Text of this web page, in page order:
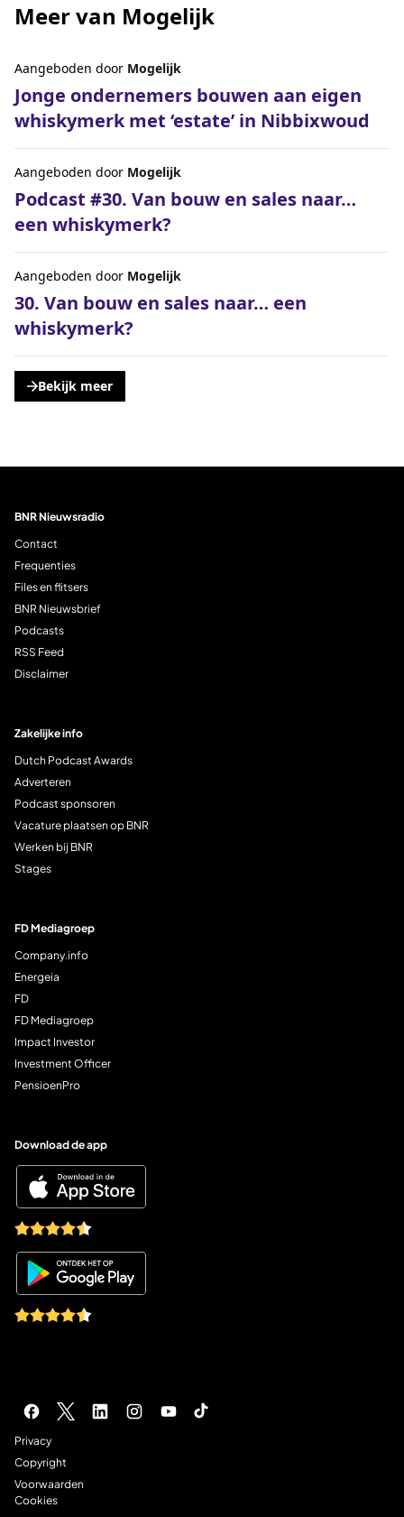
Meer van Mogelijk
Jonge ondernemers bouwen aan eigen
whiskymerk met ‘estate’ in Nibbixwoud
Aangeboden door Mogelijk
Podcast #30. Van bouw en sales naar…
een whiskymerk?
Aangeboden door Mogelijk
30. Van bouw en sales naar… een
whiskymerk?
Aangeboden door Mogelijk
Bekijk meer
, opent een nieuwe tabblad
BNR Nieuwsradio
Contact
Frequenties
Files en flitsers
BNR Nieuwsbrief
Podcasts
RSS Feed
Disclaimer
Zakelijke info
Dutch Podcast Awards
Adverteren
Podcast sponsoren
Vacature plaatsen op BNR
Werken bij BNR
Stages
FD Mediagroep
Company.info
Energeia
FD
FD Mediagroep
Impact Investor
Investment Officer
PensioenPro
Download de app
Socials
Juridische navigatie
Privacy
Copyright
Voorwaarden
Cookies